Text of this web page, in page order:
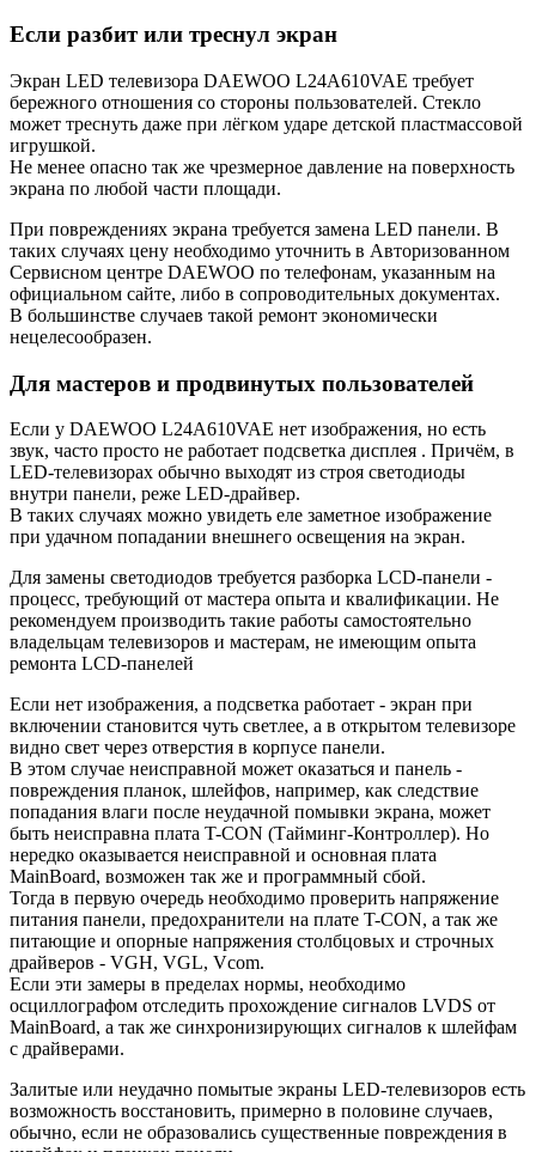
Если разбит или треснул экран
Экран LED телевизора DAEWOO L24A610VAE требует
бережного отношения со стороны пользователей. Стекло
может треснуть даже при лёгком ударе детской пластмассовой
игрушкой.
Не менее опасно так же чрезмерное давление на поверхность
экрана по любой части площади.
При повреждениях экрана требуется замена LED панели. В
таких случаях цену необходимо уточнить в Авторизованном
Сервисном центре DAEWOO по телефонам, указанным на
официальном сайте, либо в сопроводительных документах.
В большинстве случаев такой ремонт экономически
нецелесообразен.
Для мастеров и продвинутых пользователей
Если у DAEWOO L24A610VAE нет изображения, но есть
звук, часто просто не работает подсветка дисплея . Причём, в
LED-телевизорах обычно выходят из строя светодиоды
внутри панели, реже LED-драйвер.
В таких случаях можно увидеть еле заметное изображение
при удачном попадании внешнего освещения на экран.
Для замены светодиодов требуется разборка LCD-панели -
процесс, требующий от мастера опыта и квалификации. Не
рекомендуем производить такие работы самостоятельно
владельцам телевизоров и мастерам, не имеющим опыта
ремонта LCD-панелей
Если нет изображения, а подсветка работает - экран при
включении становится чуть светлее, а в открытом телевизоре
видно свет через отверстия в корпусе панели.
В этом случае неисправной может оказаться и панель -
повреждения планок, шлейфов, например, как следствие
попадания влаги после неудачной помывки экрана, может
быть неисправна плата T-CON (Тайминг-Контроллер). Но
нередко оказывается неисправной и основная плата
MainBoard, возможен так же и программный сбой.
Тогда в первую очередь необходимо проверить напряжение
питания панели, предохранители на плате T-CON, а так же
питающие и опорные напряжения столбцовых и строчных
драйверов - VGH, VGL, Vcom.
Если эти замеры в пределах нормы, необходимо
осциллографом отследить прохождение сигналов LVDS от
MainBoard, а так же синхронизирующих сигналов к шлейфам
с драйверами.
Залитые или неудачно помытые экраны LED-телевизоров есть
возможность восстановить, примерно в половине случаев,
обычно, если не образовались существенные повреждения в